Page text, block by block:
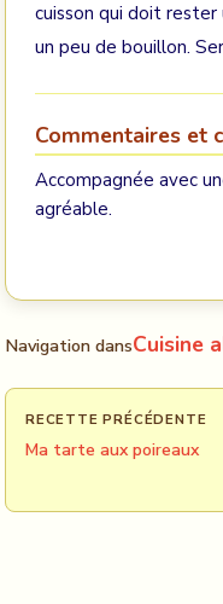
cuisson qui doit rester
un peu de bouillon.
Commentaires et
Accompagnée avec
agréable.
Navigation dansCuisine
RECETTE PRÉCÉDENTE
Ma tarte aux poireaux